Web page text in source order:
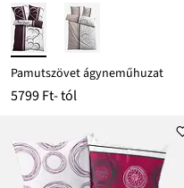
Pamutszövet ágyneműhuzat
5799 Ft- tól